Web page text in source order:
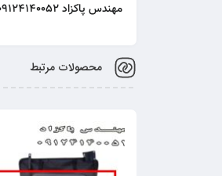
مهندس پاکزاد 09124140052
محصولات مرتبط